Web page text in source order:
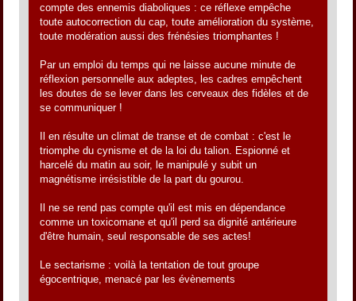
compte des ennemis diaboliques : ce réflexe empêche
toute autocorrection du cap, toute amélioration du système,
toute modération aussi des frénésies triomphantes !
Par un emploi du temps qui ne laisse aucune minute de
réflexion personnelle aux adeptes, les cadres empêchent
les doutes de se lever dans les cerveaux des fidèles et de
se communiquer !
Il en résulte un climat de transe et de combat : c'est le
triomphe du cynisme et de la loi du talion. Espionné et
harcelé du matin au soir, le manipulé y subit un
magnétisme irrésistible de la part du gourou.
Il ne se rend pas compte qu'il est mis en dépendance
comme un toxicomane et qu'il perd sa dignité antérieure
d'être humain, seul responsable de ses actes!
Le sectarisme : voilà la tentation de tout groupe
égocentrique, menacé par les évènements